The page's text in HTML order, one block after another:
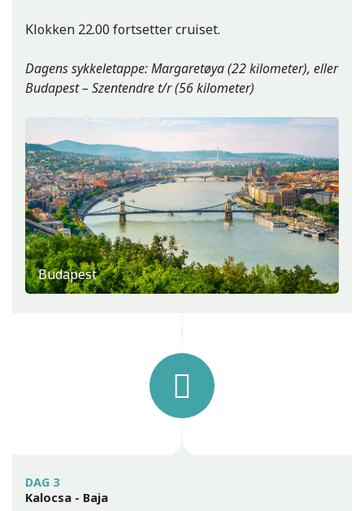
Esztergomkatdralen
Esztergom
Komárno
Klokken 22.00 fortsetter cruiset.
Dagens sykkeletappe: Margaretøya (22 kilometer), eller
Budapest – Szentendre t/r (56 kilometer)
Budapest
DAG 3
Kalocsa - Baja